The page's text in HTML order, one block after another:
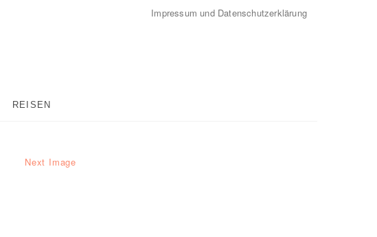
Impressum und Datenschutzerklärung
REISEN
Next Image